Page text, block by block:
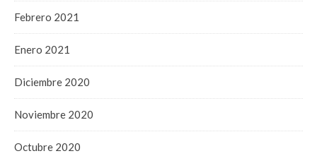
Febrero 2021
Enero 2021
Diciembre 2020
Noviembre 2020
Octubre 2020